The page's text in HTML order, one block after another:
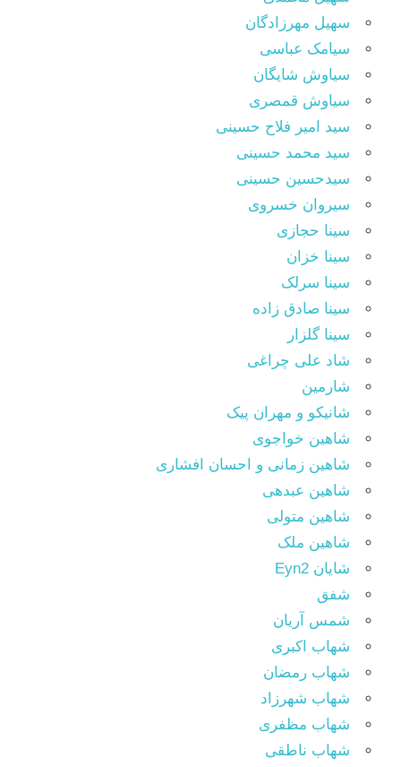
سهیل مهرزادگان
سیامک عباسی
سیاوش شایگان
سیاوش قمصری
سید امیر فلاح حسینی
سید محمد حسینی
سیدحسین حسینی
سیروان خسروی
سینا حجازی
سینا خزان
سینا سرلک
سینا صادق زاده
سینا گلزار
شاد علی چراغی
شارمین
شانیکو و مهران پیک
شاهین خواجوی
شاهین زمانی و احسان افشاری
شاهین عبدهی
شاهین متولی
شاهین ملک
شایان Eyn2
شفق
شمس آریان
شهاب اکبری
شهاب رمضان
شهاب شهرزاد
شهاب مظفری
شهاب ناطقی